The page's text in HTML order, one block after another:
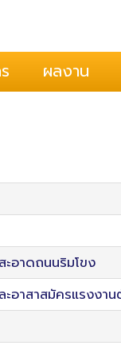
ผลงาน
คล้า
อาดถนนริมโขง
อาสาสมัครแรงงา